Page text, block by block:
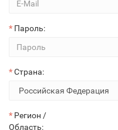
Пароль:
Страна:
Регион /
Область: